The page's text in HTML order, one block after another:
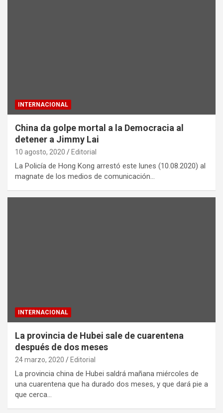
INTERNACIONAL
China da golpe mortal a la Democracia al
detener a Jimmy Lai
10 agosto, 2020 Editorial
La Policía de Hong Kong arrestó este lunes (10.08.2020) al
magnate de los medios de comunicación…
INTERNACIONAL
La provincia de Hubei sale de cuarentena
después de dos meses
24 marzo, 2020 Editorial
La provincia china de Hubei saldrá mañana miércoles de
una cuarentena que ha durado dos meses, y que dará pie a
que cerca…